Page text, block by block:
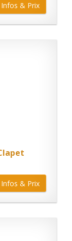
Infos & Prix
Infos & Prix